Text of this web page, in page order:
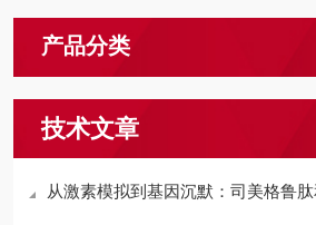
产品分类
技术文章
从激素模拟到基因沉默：司美格鲁肽和ARO-INHBE